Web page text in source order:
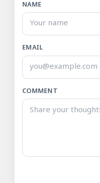
NAME
EMAIL
COMMENT